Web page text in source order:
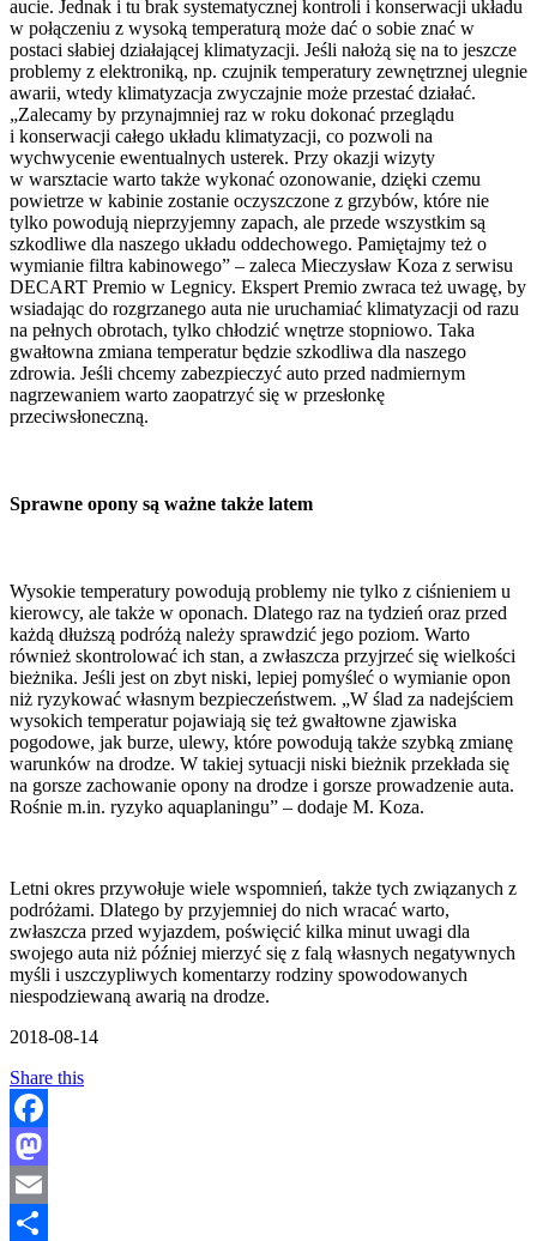
aucie. Jednak i tu brak systematycznej kontroli i konserwacji układu
w połączeniu z wysoką temperaturą może dać o sobie znać w
postaci słabiej działającej klimatyzacji. Jeśli nałożą się na to jeszcze
problemy z elektroniką, np. czujnik temperatury zewnętrznej ulegnie
awarii, wtedy klimatyzacja zwyczajnie może przestać działać.
„Zalecamy by przynajmniej raz w roku dokonać przeglądu
i konserwacji całego układu klimatyzacji, co pozwoli na
wychwycenie ewentualnych usterek. Przy okazji wizyty
w warsztacie warto także wykonać ozonowanie, dzięki czemu
powietrze w kabinie zostanie oczyszczone z grzybów, które nie
tylko powodują nieprzyjemny zapach, ale przede wszystkim są
szkodliwe dla naszego układu oddechowego. Pamiętajmy też o
wymianie filtra kabinowego” – zaleca Mieczysław Koza z serwisu
DECART Premio w Legnicy. Ekspert Premio zwraca też uwagę, by
wsiadając do rozgrzanego auta nie uruchamiać klimatyzacji od razu
na pełnych obrotach, tylko chłodzić wnętrze stopniowo. Taka
gwałtowna zmiana temperatur będzie szkodliwa dla naszego
zdrowia. Jeśli chcemy zabezpieczyć auto przed nadmiernym
nagrzewaniem warto zaopatrzyć się w przesłonkę
przeciwsłoneczną.
Sprawne opony są ważne także latem
Wysokie temperatury powodują problemy nie tylko z ciśnieniem u
kierowcy, ale także w oponach. Dlatego raz na tydzień oraz przed
każdą dłuższą podróżą należy sprawdzić jego poziom. Warto
również skontrolować ich stan, a zwłaszcza przyjrzeć się wielkości
bieżnika. Jeśli jest on zbyt niski, lepiej pomyśleć o wymianie opon
niż ryzykować własnym bezpieczeństwem. „W ślad za nadejściem
wysokich temperatur pojawiają się też gwałtowne zjawiska
pogodowe, jak burze, ulewy, które powodują także szybką zmianę
warunków na drodze. W takiej sytuacji niski bieżnik przekłada się
na gorsze zachowanie opony na drodze i gorsze prowadzenie auta.
Rośnie m.in. ryzyko aquaplaningu” – dodaje M. Koza.
Letni okres przywołuje wiele wspomnień, także tych związanych z
podróżami. Dlatego by przyjemniej do nich wracać warto,
zwłaszcza przed wyjazdem, poświęcić kilka minut uwagi dla
swojego auta niż później mierzyć się z falą własnych negatywnych
myśli i uszczypliwych komentarzy rodziny spowodowanych
niespodziewaną awarią na drodze.
2018-08-14
Share this
Facebook
Mastodon
Email